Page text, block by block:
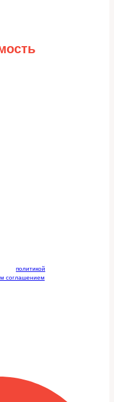
политикой
соглашением